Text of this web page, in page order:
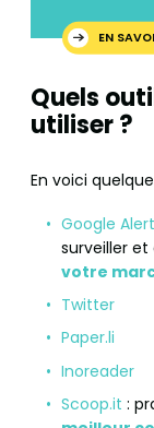
EN
Quels
utiliser ?
En voici
Google
surveiller et
votre
Twitter
Paper.li
Inoreader
Scoop.it :